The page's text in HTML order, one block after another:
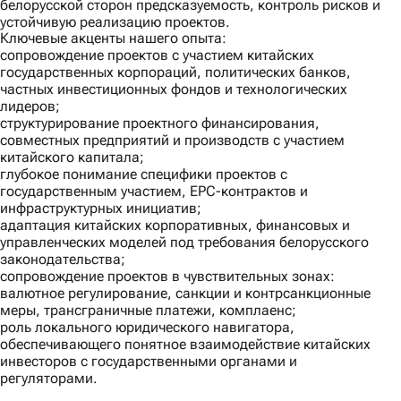
белорусской сторон предсказуемость, контроль рисков и
устойчивую реализацию проектов.
Ключевые акценты нашего опыта:
сопровождение проектов с участием китайских
государственных корпораций, политических банков,
частных инвестиционных фондов и технологических
лидеров;
структурирование проектного финансирования,
совместных предприятий и производств с участием
китайского капитала;
глубокое понимание специфики проектов с
государственным участием, EPC-контрактов и
инфраструктурных инициатив;
адаптация китайских корпоративных, финансовых и
управленческих моделей под требования белорусского
законодательства;
сопровождение проектов в чувствительных зонах:
валютное регулирование, санкции и контрсанкционные
меры, трансграничные платежи, комплаенс;
роль локального юридического навигатора,
обеспечивающего понятное взаимодействие китайских
инвесторов с государственными органами и
регуляторами.